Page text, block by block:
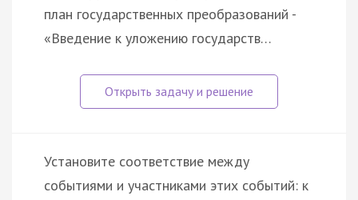
план государственных преобразований -
«Введение к уложению государств…
Установите соответствие между
событиями и участниками этих событий: к